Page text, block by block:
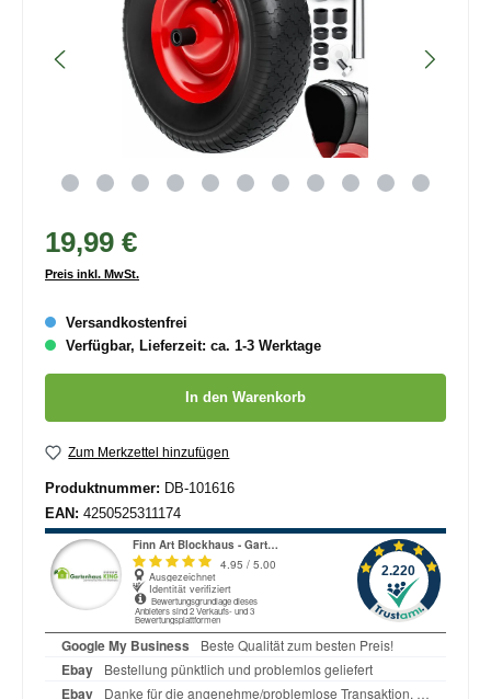
19,99 €
Preis inkl. MwSt.
Versandkostenfrei
Verfügbar, Lieferzeit: ca. 1-3 Werktage
In den Warenkorb
Zum Merkzettel hinzufügen
Produktnummer: DB-101616
EAN: 4250525311174